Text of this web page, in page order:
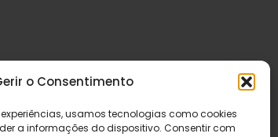
o Consentimento
usamos tecnologias como cookies
a informações do dispositivo. Consentir com